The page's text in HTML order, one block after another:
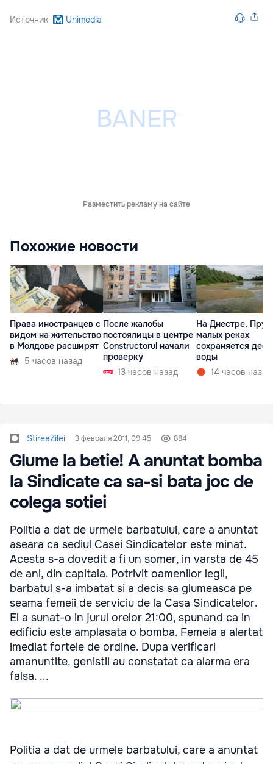
Источник Unimedia
Разместить рекламу на сайте
Похожие новости
Права иностранцев с
видом на жительство
в Молдове расширят
5 часов назад
После жалобы
постоялицы в центре
Constructorul начали
проверку
13 часов назад
На Днестре,
малых реках
сохраняется
воды
14 часов назад
StireaZilei 3 февраля 2011, 09:45 884
Glume la betie! A anuntat bomba
la Sindicate ca sa-si bata joc de
colega sotiei
Politia a dat de urmele barbatului, care a anuntat
aseara ca sediul Casei Sindicatelor este minat.
Acesta s-a dovedit a fi un somer, in varsta de 45
de ani, din capitala. Potrivit oamenilor legii,
barbatul s-a imbatat si a decis sa glumeasca pe
seama femeii de serviciu de la Casa Sindicatelor.
El a sunat-o in jurul orelor 21:00, spunand ca in
edificiu este amplasata o bomba. Femeia a alertat
imediat fortele de ordine. Dupa verificari
amanuntite, genistii au constatat ca alarma era
falsa. ...
Politia a dat de urmele barbatului, care a anuntat